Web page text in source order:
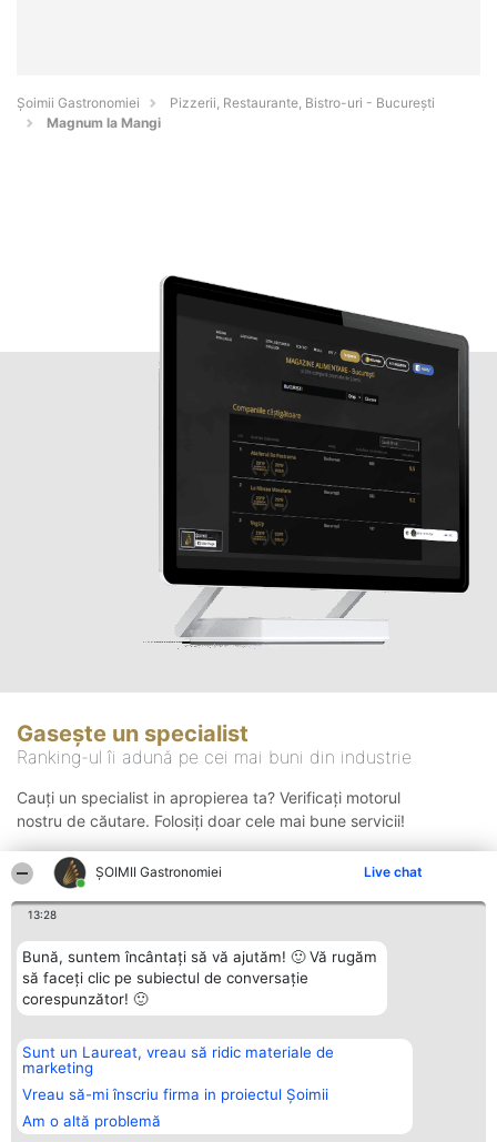
ȘOIMII Gastronomiei Live chat
13:28
Bună, suntem încântați să vă ajutăm! 🙂 Vă rugăm
să faceți clic pe subiectul de conversație
corespunzător! 🙂
Sunt un Laureat, vreau să ridic materiale de
marketing
Vreau să-mi înscriu firma in proiectul Șoimii
Am o altă problemă
Șoimii Gastronomiei
Pizzerii, Restaurante, Bistro-uri - Bucureşti
Magnum la Mangi
Gasește un specialist
Ranking-ul îi adună pe cei mai buni din industrie
Cauți un specialist in apropierea ta? Verificați motorul
nostru de căutare. Folosiți doar cele mai bune servicii!
Organizator Ranking
BRIGHT SOLUTIONS BR SRL
Aleea Timisul De Sus 2 Bl. A30
Sc. A Et. 4 Ap. 13 Cod 061952
București
CUI 36737675
Plebiscyt
Lista Tuturor
Laureaților
Statut
Contact